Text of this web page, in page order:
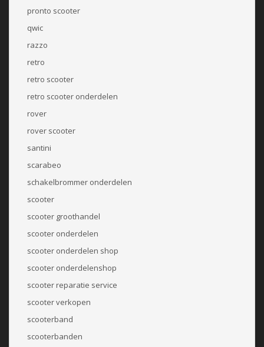
pronto scooter
qwic
razzo
retro
retro scooter
retro scooter onderdelen
rover
rover scooter
santini
scarabeo
schakelbrommer onderdelen
scooter
scooter groothandel
scooter onderdelen
scooter onderdelen shop
scooter onderdelenshop
scooter reparatie service
scooter verkopen
scooterband
scooterbanden